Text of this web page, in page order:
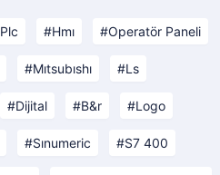
Plc Hmı Operatör Paneli
Mıtsubıshı Ls
Dijital B&r Logo
Sınumeric S7 400